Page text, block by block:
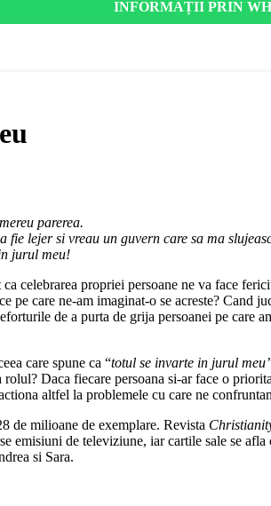
INFORMAȚII PRIN
parerea.
fie lejer si vreau un guvern care sa ma
jurul meu!
celebrarea propriei persoane ne va face
pe care ne-am imaginat-o se acreste? Cand
de a purta de grija persoanei pe
care spune ca “totul se invarte in jurul
Daca fiecare persoana si-ar face o
altfel la problemele cu care ne
de milioane de exemplare. Revista
emisiuni de televiziune, iar cartile sale se
si Sara.